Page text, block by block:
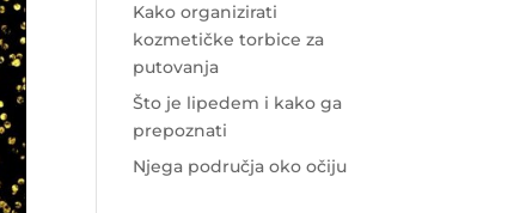
Kako organizirati
kozmetičke torbice za
putovanja
Što je lipedem i kako ga
prepoznati
Njega područja oko očiju